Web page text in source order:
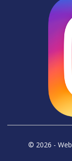
© 2026 -